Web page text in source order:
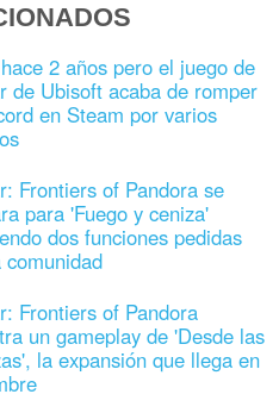
2 años pero el juego de
de Ubisoft acaba de romper
en Steam por varios
Frontiers of Pandora se
para 'Fuego y ceniza'
dos funciones pedidas
comunidad
Frontiers of Pandora
un gameplay de 'Desde las
la expansión que llega en